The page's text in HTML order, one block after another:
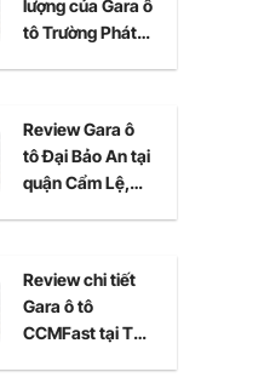
lượng của Gara ô
tô Trường Phát
Review Gara ô
tô Đại Bảo An tại
quận Cẩm Lệ,
Review chi tiết
Gara ô tô
CCMFast tại Thủ